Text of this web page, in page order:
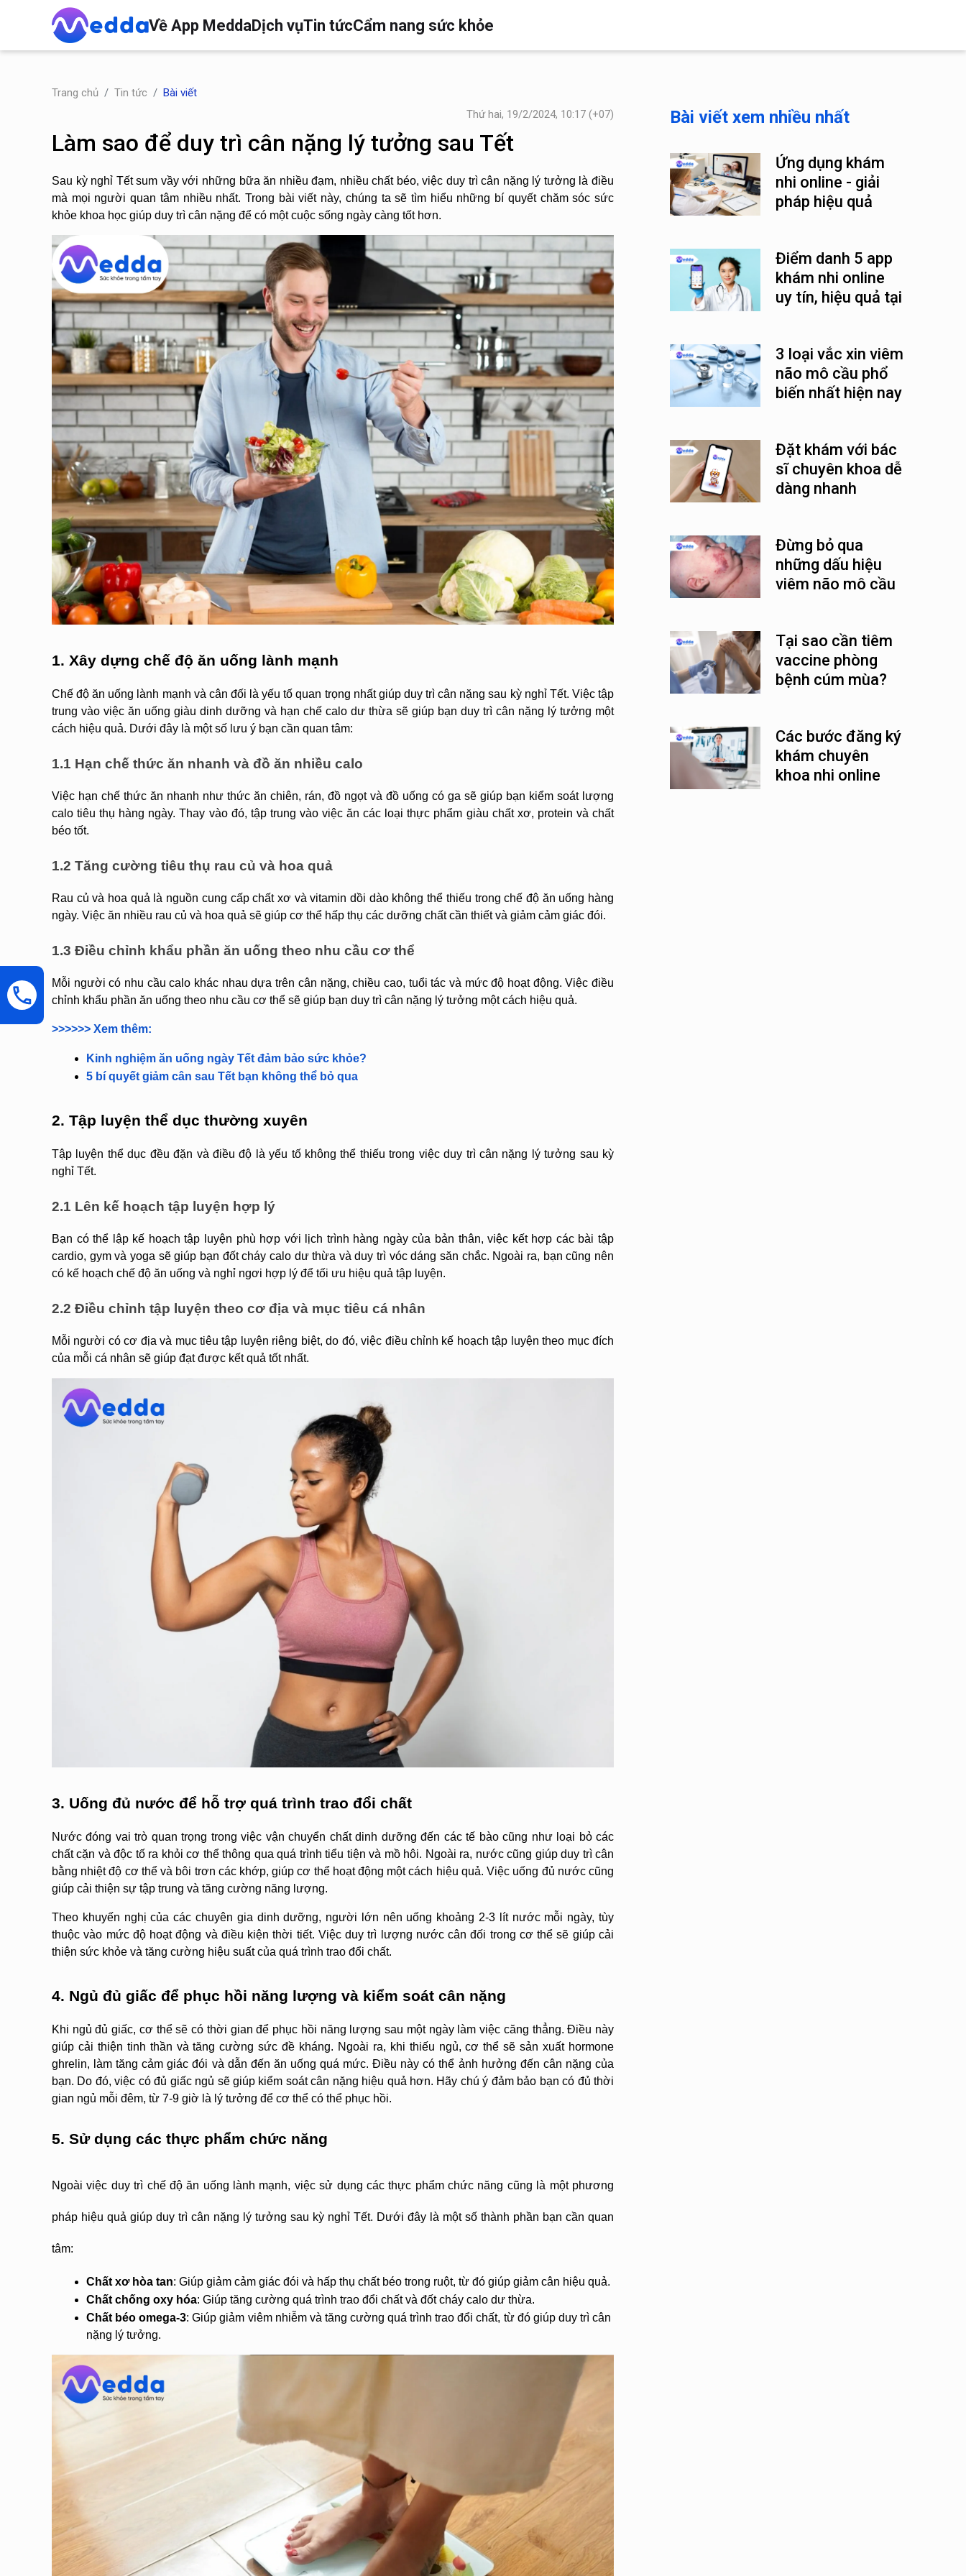
Về App MeddaDịch vụTin tứcCẩm nang sức khỏe
Trang chủ Tin tức
Bài viết
Thứ hai, 19/2/2024, 10:17 (+07)
Làm sao để duy trì cân nặng lý tưởng sau Tết
Sau kỳ nghỉ Tết sum vầy với những bữa ăn nhiều đạm, nhiều chất béo, việc duy trì cân nặng lý tưởng là điều
mà mọi người quan tâm nhiều nhất. Trong bài viết này, chúng ta sẽ tìm hiểu những bí quyết chăm sóc sức
khỏe khoa học giúp duy trì cân nặng để có một cuộc sống ngày càng tốt hơn.
1. Xây dựng chế độ ăn uống lành mạnh
Chế độ ăn uống lành mạnh và cân đối là yếu tố quan trọng nhất giúp duy trì cân nặng sau kỳ nghỉ Tết. Việc tập
trung vào việc ăn uống giàu dinh dưỡng và hạn chế calo dư thừa sẽ giúp bạn duy trì cân nặng lý tưởng một
cách hiệu quả. Dưới đây là một số lưu ý bạn cần quan tâm:
1.1 Hạn chế thức ăn nhanh và đồ ăn nhiều calo
Việc hạn chế thức ăn nhanh như thức ăn chiên, rán, đồ ngọt và đồ uống có ga sẽ giúp bạn kiểm soát lượng
calo tiêu thụ hàng ngày. Thay vào đó, tập trung vào việc ăn các loại thực phẩm giàu chất xơ, protein và chất
béo tốt.
1.2 Tăng cường tiêu thụ rau củ và hoa quả
Rau củ và hoa quả là nguồn cung cấp chất xơ và vitamin dồi dào không thể thiếu trong chế độ ăn uống hàng
ngày. Việc ăn nhiều rau củ và hoa quả sẽ giúp cơ thể hấp thụ các dưỡng chất cần thiết và giảm cảm giác đói.
1.3 Điều chỉnh khẩu phần ăn uống theo nhu cầu cơ thể
Mỗi người có nhu cầu calo khác nhau dựa trên cân nặng, chiều cao, tuổi tác và mức độ hoạt động. Việc điều
chỉnh khẩu phần ăn uống theo nhu cầu cơ thể sẽ giúp bạn duy trì cân nặng lý tưởng một cách hiệu quả.
>>>>>> Xem thêm:
Kinh nghiệm ăn uống ngày Tết đảm bảo sức khỏe?
5 bí quyết giảm cân sau Tết bạn không thể bỏ qua
2. Tập luyện thể dục thường xuyên
Tập luyện thể dục đều đặn và điều độ là yếu tố không thể thiếu trong việc duy trì cân nặng lý tưởng sau kỳ
nghỉ Tết.
2.1 Lên kế hoạch tập luyện hợp lý
Bạn có thể lập kế hoạch tập luyện phù hợp với lịch trình hàng ngày của bản thân, việc kết hợp các bài tập
cardio, gym và yoga sẽ giúp bạn đốt cháy calo dư thừa và duy trì vóc dáng săn chắc. Ngoài ra, bạn cũng nên
có kế hoạch chế độ ăn uống và nghỉ ngơi hợp lý để tối ưu hiệu quả tập luyện.
2.2 Điều chỉnh tập luyện theo cơ địa và mục tiêu cá nhân
Mỗi người có cơ địa và mục tiêu tập luyện riêng biệt, do đó, việc điều chỉnh kế hoạch tập luyện theo mục đích
của mỗi cá nhân sẽ giúp đạt được kết quả tốt nhất.
3. Uống đủ nước để hỗ trợ quá trình trao đổi chất
Nước đóng vai trò quan trọng trong việc vận chuyển chất dinh dưỡng đến các tế bào cũng như loại bỏ các
chất cặn và độc tố ra khỏi cơ thể thông qua quá trình tiểu tiện và mồ hôi. Ngoài ra, nước cũng giúp duy trì cân
bằng nhiệt độ cơ thể và bôi trơn các khớp, giúp cơ thể hoạt động một cách hiệu quả. Việc uống đủ nước cũng
giúp cải thiện sự tập trung và tăng cường năng lượng.
Theo khuyến nghị của các chuyên gia dinh dưỡng, người lớn nên uống khoảng 2-3 lít nước mỗi ngày, tùy
thuộc vào mức độ hoạt động và điều kiện thời tiết. Việc duy trì lượng nước cân đối trong cơ thể sẽ giúp cải
thiện sức khỏe và tăng cường hiệu suất của quá trình trao đổi chất.
4. Ngủ đủ giấc để phục hồi năng lượng và kiểm soát cân nặng
Khi ngủ đủ giấc, cơ thể sẽ có thời gian để phục hồi năng lượng sau một ngày làm việc căng thẳng. Điều này
giúp cải thiện tinh thần và tăng cường sức đề kháng. Ngoài ra, khi thiếu ngủ, cơ thể sẽ sản xuất hormone
ghrelin, làm tăng cảm giác đói và dẫn đến ăn uống quá mức. Điều này có thể ảnh hưởng đến cân nặng của
bạn. Do đó, việc có đủ giấc ngủ sẽ giúp kiểm soát cân nặng hiệu quả hơn. Hãy chú ý đảm bảo bạn có đủ thời
gian ngủ mỗi đêm, từ 7-9 giờ là lý tưởng để cơ thể có thể phục hồi.
5. Sử dụng các thực phẩm chức năng
Ngoài việc duy trì chế độ ăn uống lành mạnh, việc sử dụng các thực phẩm chức năng cũng là một phương
pháp hiệu quả giúp duy trì cân nặng lý tưởng sau kỳ nghỉ Tết. Dưới đây là một số thành phần bạn cần quan
tâm:
Chất xơ hòa tan: Giúp giảm cảm giác đói và hấp thụ chất béo trong ruột, từ đó giúp giảm cân hiệu quả.
Chất chống oxy hóa: Giúp tăng cường quá trình trao đổi chất và đốt cháy calo dư thừa.
Chất béo omega-3: Giúp giảm viêm nhiễm và tăng cường quá trình trao đổi chất, từ đó giúp duy trì cân
nặng lý tưởng.
Bài viết xem nhiều nhất
Ứng dụng khám
nhi online - giải
pháp hiệu quả
Điểm danh 5 app
khám nhi online
uy tín, hiệu quả tại
3 loại vắc xin viêm
não mô cầu phổ
biến nhất hiện nay
Đặt khám với bác
sĩ chuyên khoa dễ
dàng nhanh
Đừng bỏ qua
những dấu hiệu
viêm não mô cầu
Tại sao cần tiêm
vaccine phòng
bệnh cúm mùa?
Các bước đăng ký
khám chuyên
khoa nhi online